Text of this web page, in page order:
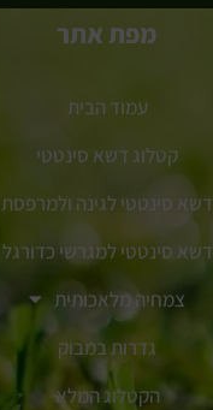
מפת אתר
עמוד הבית
קטלוג דשא סינטטי
דשא סינטטי לגינה ולמרפסת
דשא סינטטי למגרשי כדורגל
צמחיה מלאכותית
גדרות במבוק
הקטלוג המלא